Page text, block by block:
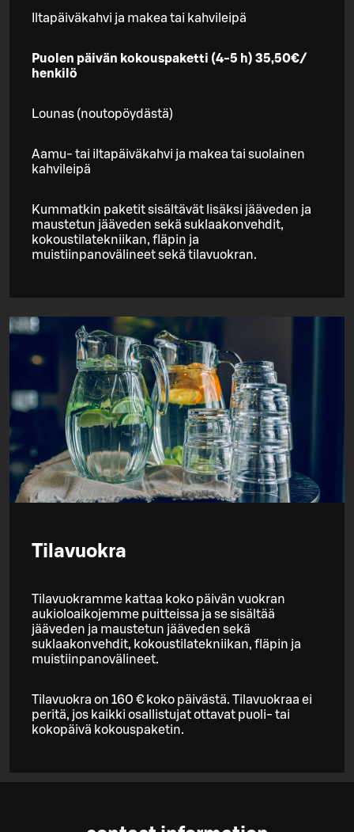
Iltapäiväkahvi ja makea tai kahvileipä
Puolen päivän kokouspaketti (4-5 h) 35,50€/
henkilö
Lounas (noutopöydästä)
Aamu- tai iltapäiväkahvi ja makea tai suolainen
kahvileipä
Kummatkin paketit sisältävät lisäksi jääveden ja
maustetun jääveden sekä suklaakonvehdit,
kokoustilatekniikan, fläpin ja
muistiinpanovälineet sekä tilavuokran.
Tilavuokra
Tilavuokramme kattaa koko päivän vuokran
aukioloaikojemme puitteissa ja se sisältää
jääveden ja maustetun jääveden sekä
suklaakonvehdit, kokoustilatekniikan, fläpin ja
muistiinpanovälineet.
Tilavuokra on 160 € koko päivästä. Tilavuokraa ei
peritä, jos kaikki osallistujat ottavat puoli- tai
kokopäivä kokouspaketin.